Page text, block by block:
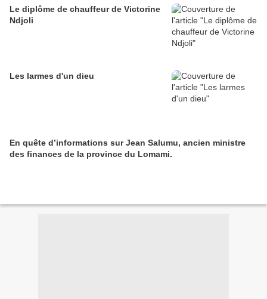
Le diplôme de chauffeur de Victorine
Ndjoli
Les larmes d'un dieu
En quête d’informations sur Jean Salumu, ancien ministre
des finances de la province du Lomami.